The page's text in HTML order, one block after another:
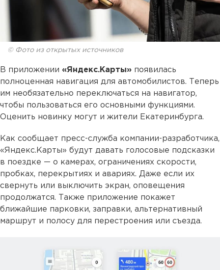
© Фото из открытых источников
В приложении «Яндекс.Карты» появилась
полноценная навигация для автомобилистов. Теперь
им необязательно переключаться на навигатор,
чтобы пользоваться его основными функциями.
Оценить новинку могут и жители Екатеринбурга.
Как сообщает пресс-служба компании-разработчика,
«Яндекс.Карты» будут давать голосовые подсказки
в поездке — о камерах, ограничениях скорости,
пробках, перекрытиях и авариях. Даже если их
свернуть или выключить экран, оповещения
продолжатся. Также приложение покажет
ближайшие парковки, заправки, альтернативный
маршрут и полосу для перестроения или съезда.